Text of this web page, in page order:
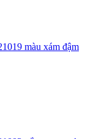
màu xám đậm